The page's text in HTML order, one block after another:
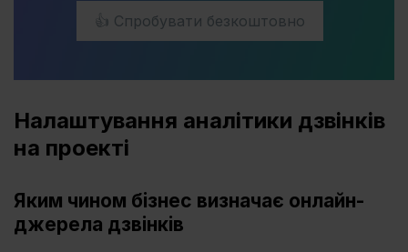
👍 Спробувати безкоштовно
Налаштування аналітики дзвінків
на проекті
Яким чином бізнес визначає онлайн-
джерела дзвінків